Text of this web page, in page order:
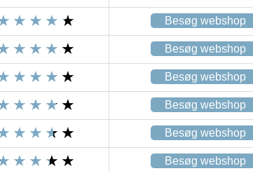
Besøg webshop
Besøg webshop
Besøg webshop
Besøg webshop
Besøg webshop
Besøg webshop